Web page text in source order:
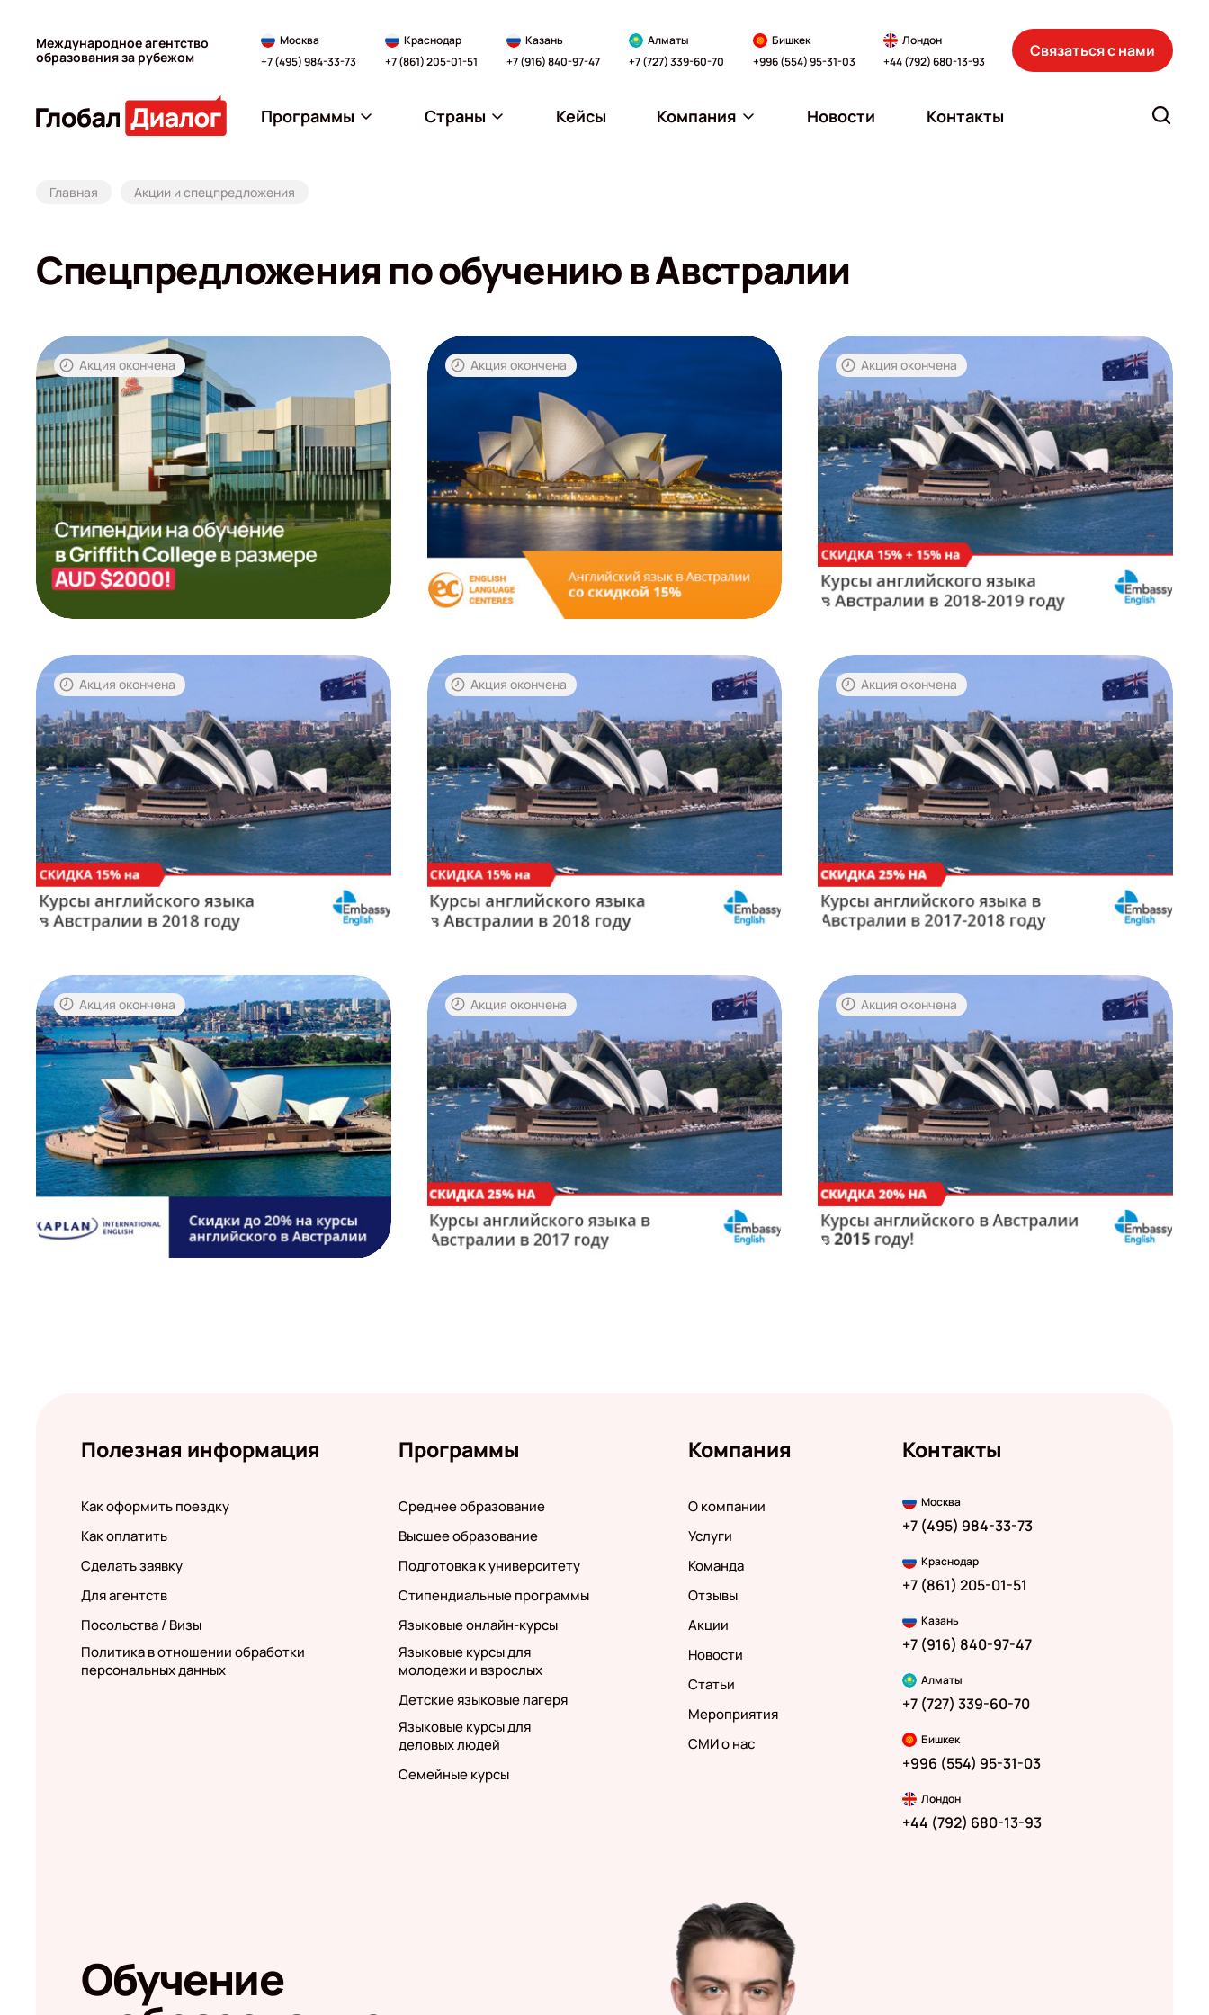
Международное агентство
образования за рубежом
Москва
+7 (495) 984-33-73
Краснодар
+7 (861) 205-01-51
Казань
+7 (916) 840-97-47
Алматы
+7 (727) 339-60-70
Бишкек
+996 (554) 95-31-03
Лондон
+44 (792) 680-13-93
Связаться с нами
Программы Страны Кейсы Компания Новости Контакты
Главная Акции и спецпредложения
Спецпредложения по обучению в Австралии
Акция окончена Акция окончена Акция окончена
Акция окончена Акция окончена Акция окончена
Акция окончена Акция окончена Акция окончена
Полезная информация
Как оформить поездку
Как оплатить
Сделать заявку
Для агентств
Посольства / Визы
Политика в отношении обработки
персональных данных
Программы
Среднее образование
Высшее образование
Подготовка к университету
Стипендиальные программы
Языковые онлайн-курсы
Языковые курсы для
молодежи и взрослых
Детские языковые лагеря
Языковые курсы для
деловых людей
Семейные курсы
Компания
О компании
Услуги
Команда
Отзывы
Акции
Новости
Статьи
Мероприятия
СМИ о нас
Контакты
Москва
+7 (495) 984-33-73
Краснодар
+7 (861) 205-01-51
Казань
+7 (916) 840-97-47
Алматы
+7 (727) 339-60-70
Бишкек
+996 (554) 95-31-03
Лондон
+44 (792) 680-13-93
Обучение